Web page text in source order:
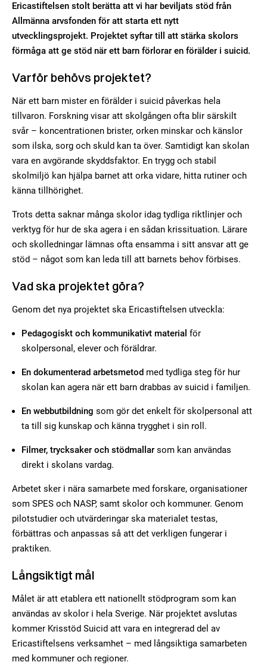
Ericastiftelsen stolt berätta att vi har beviljats stöd från
Allmänna arvsfonden för att starta ett nytt
utvecklingsprojekt. Projektet syftar till att stärka skolors
förmåga att ge stöd när ett barn förlorar en förälder i suicid.
Varför behövs projektet?
När ett barn mister en förälder i suicid påverkas hela
tillvaron. Forskning visar att skolgången ofta blir särskilt
svår – koncentrationen brister, orken minskar och känslor
som ilska, sorg och skuld kan ta över. Samtidigt kan skolan
vara en avgörande skyddsfaktor. En trygg och stabil
skolmiljö kan hjälpa barnet att orka vidare, hitta rutiner och
känna tillhörighet.
Trots detta saknar många skolor idag tydliga riktlinjer och
verktyg för hur de ska agera i en sådan krissituation. Lärare
och skolledningar lämnas ofta ensamma i sitt ansvar att ge
stöd – något som kan leda till att barnets behov förbises.
Vad ska projektet göra?
Genom det nya projektet ska Ericastiftelsen utveckla:
Pedagogiskt och kommunikativt material för
skolpersonal, elever och föräldrar.
En dokumenterad arbetsmetod med tydliga steg för hur
skolan kan agera när ett barn drabbas av suicid i familjen.
En webbutbildning som gör det enkelt för skolpersonal att
ta till sig kunskap och känna trygghet i sin roll.
Filmer, trycksaker och stödmallar som kan användas
direkt i skolans vardag.
Arbetet sker i nära samarbete med forskare, organisationer
som SPES och NASP, samt skolor och kommuner. Genom
pilotstudier och utvärderingar ska materialet testas,
förbättras och anpassas så att det verkligen fungerar i
praktiken.
Långsiktigt mål
Målet är att etablera ett nationellt stödprogram som kan
användas av skolor i hela Sverige. När projektet avslutas
kommer Krisstöd Suicid att vara en integrerad del av
Ericastiftelsens verksamhet – med långsiktiga samarbeten
med kommuner och regioner.